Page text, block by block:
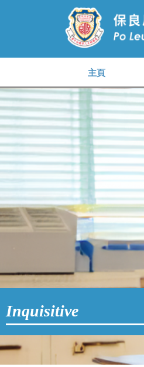
主頁
Inquisitive